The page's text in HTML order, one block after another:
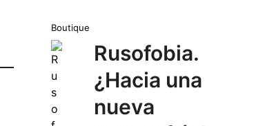
Boutique
Rusofobia.
¿Hacia una
nueva